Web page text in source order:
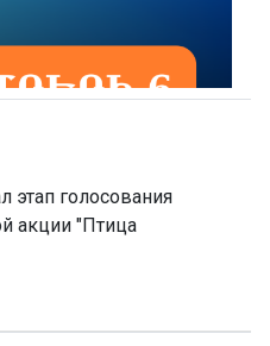
этап голосования
акции "Птица